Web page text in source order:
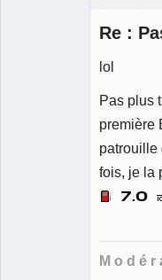
Re :
lol
Pas plus
première
patrouille
fois, je la
M o d é r